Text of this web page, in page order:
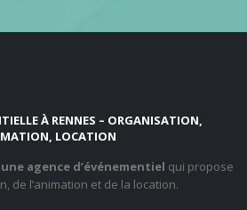
À RENNES – ORGANISATION,
LOCATION
agence d’événementiel qui propose
de l’animation et de la location.